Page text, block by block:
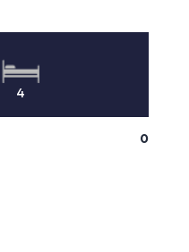
4
0